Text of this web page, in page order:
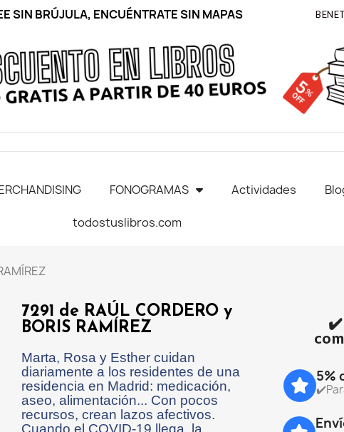
SIN BRÚJULA, ENCUÉNTRATE SIN MAPAS
FONOGRAMAS Actividades
todostuslibros.com
7291 de RAÚL CORDERO y
BORIS RAMÍREZ
Marta, Rosa y Esther cuidan
diariamente a los residentes de una
residencia en Madrid: medicación,
aseo, alimentación... Con pocos
recursos, crean lazos afectivos.
Cuando el COVID-19 llega, la
5%